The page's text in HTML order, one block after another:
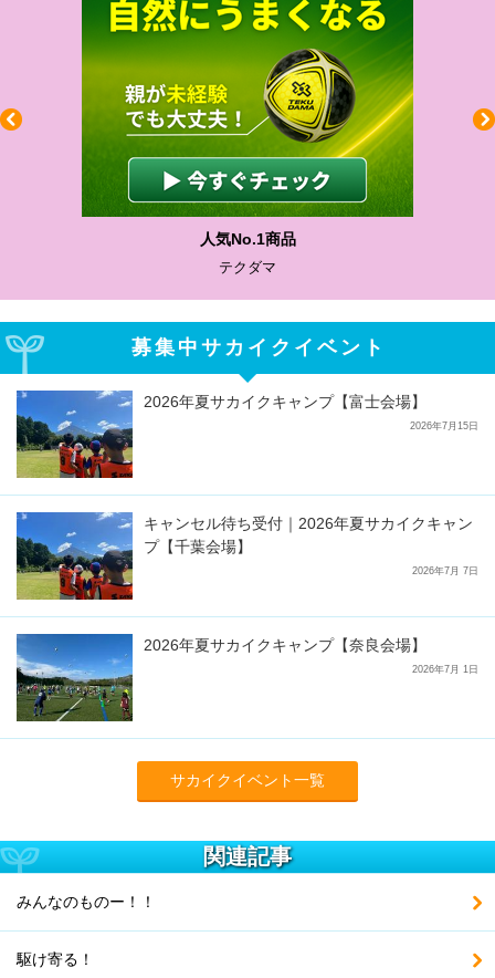
人気No.1商品
テクダマ
募集中サカイクイベント
2026年夏サカイクキャンプ【富士会場】
2026年7月15日
キャンセル待ち受付｜2026年夏サカイクキャン
プ【千葉会場】
2026年7月 7日
2026年夏サカイクキャンプ【奈良会場】
2026年7月 1日
サカイクイベント一覧
関連記事
みんなのものー！！
駆け寄る！